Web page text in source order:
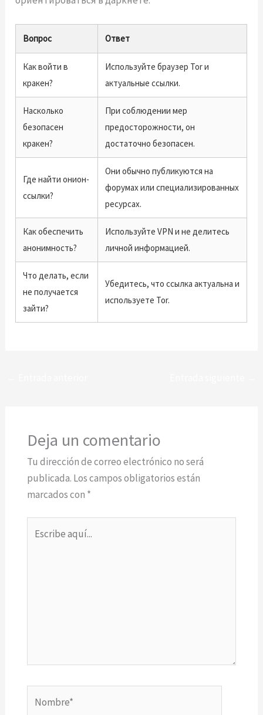
Вопрос Ответ
Как войти в
кракен?
Используйте браузер Tor и
актуальные ссылки.
Насколько
безопасен
кракен?
При соблюдении мер
предосторожности, он
достаточно безопасен.
Где найти онион-
ссылки?
Они обычно публикуются на
форумах или специализированных
ресурсах.
Как обеспечить
анонимность?
Используйте VPN и не делитесь
личной информацией.
Что делать, если
не получается
зайти?
Убедитесь, что ссылка актуальна и
используете Tor.
Deja un comentario
Tu dirección de correo electrónico no será
publicada. Los campos obligatorios están
marcados con *
aquí...